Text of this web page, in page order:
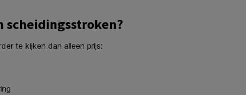
scheidingsstroken?
te kijken dan alleen prijs: